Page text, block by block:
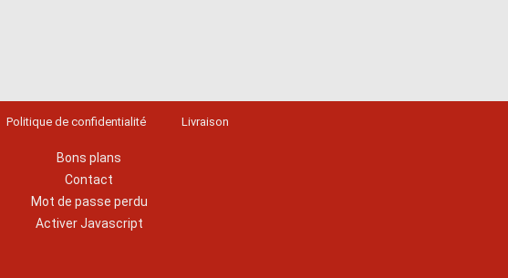
Politique de confidentialité Livraison
Bons plans
Contact
Mot de passe perdu
Activer Javascript